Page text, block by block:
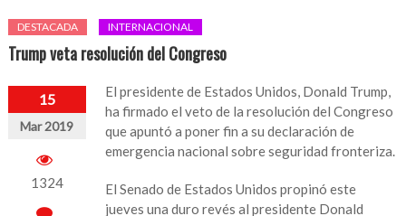
DESTACADA INTERNACIONAL
Trump veta resolución del Congreso
15
Mar 2019
1324
El presidente de Estados Unidos, Donald Trump,
ha firmado el veto de la resolución del Congreso
que apuntó a poner fin a su declaración de
emergencia nacional sobre seguridad fronteriza.
El Senado de Estados Unidos propinó este
jueves una duro revés al presidente Donald